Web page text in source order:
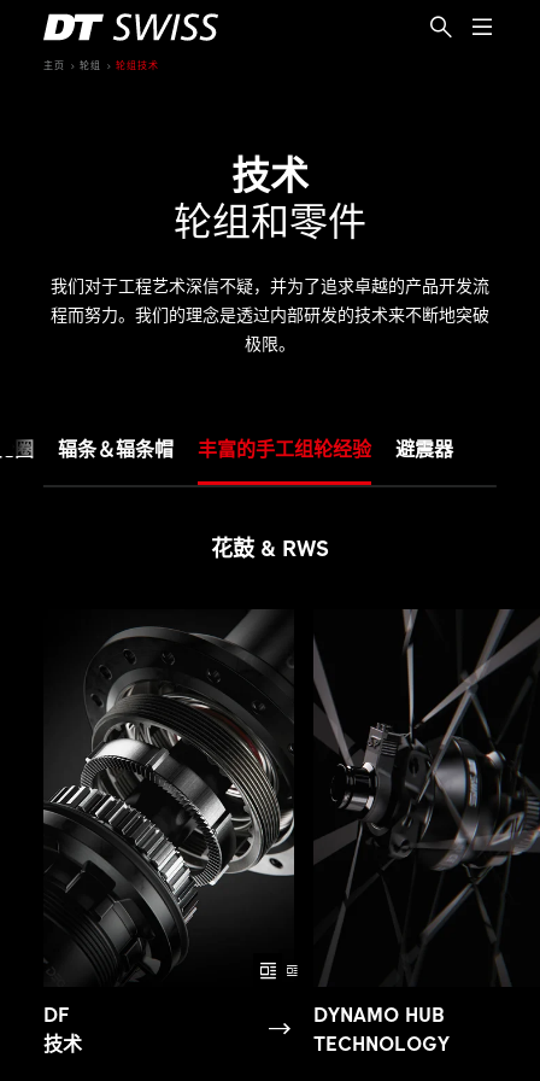
简体中文
主页 轮组 轮组技术
技术
轮组和零件
我们对于工程艺术深信不疑，并为了追求卓越的产品开发流
程而努力。我们的理念是透过内部研发的技术来不断地突破
极限。
圈 辐条＆辐条帽 丰富的手工组轮经验 避震器
花鼓 & RWS
DF
技术
DYNAMO HUB
TECHNOLOGY